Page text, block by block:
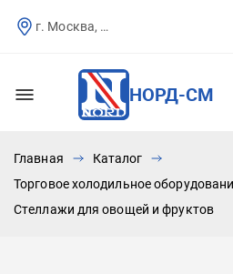
г. Москва, Севастопольский пр-т, д.25
НОРД-СМ
Главная
Каталог
Торговое холодильное
Стеллажи для овощей и фруктов